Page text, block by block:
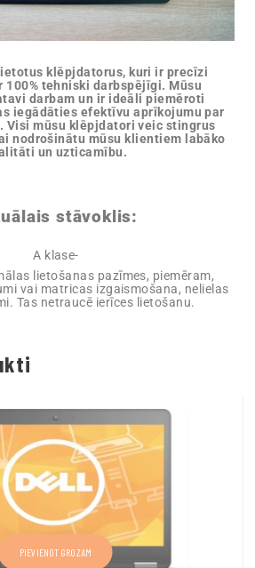
klēpjdatorus, kuri ir precīzi
100% tehniski darbspējīgi. Mūsu
darbam un ir ideāli piemēroti
iegādāties efektīvu aprīkojumu par
Visi mūsu klēpjdatori veic stingrus
nodrošinātu mūsu klientiem labāko
un uzticamību.
stāvoklis:
A klase-
lietošanas pazīmes, piemēram,
vai matricas izgaismošana, nelielas
Tas netraucē ierīces lietošanu.
PIEVIENOT GROZAM